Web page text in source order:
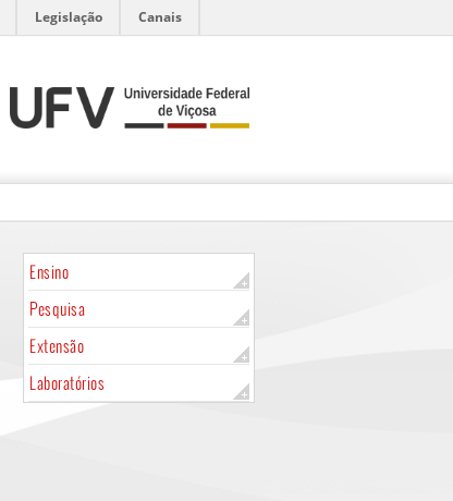
Legislação Canais
Ensino
Pesquisa
Extensão
Laboratórios